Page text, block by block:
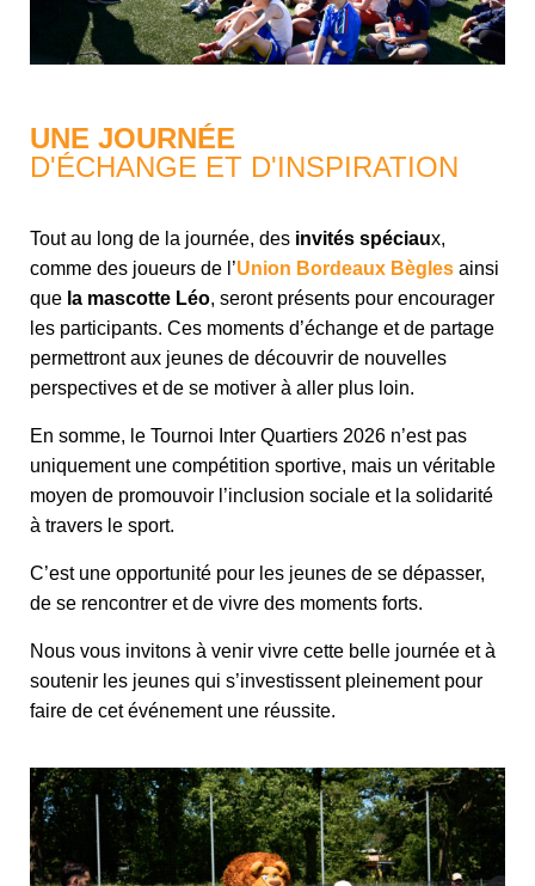
UNE JOURNÉE
D'ÉCHANGE ET D'INSPIRATION
Tout au long de la journée, des invités spéciaux,
comme des joueurs de l’Union Bordeaux Bègles ainsi
que la mascotte Léo, seront présents pour encourager
les participants. Ces moments d’échange et de partage
permettront aux jeunes de découvrir de nouvelles
perspectives et de se motiver à aller plus loin.
En somme, le Tournoi Inter Quartiers 2026 n’est pas
uniquement une compétition sportive, mais un véritable
moyen de promouvoir l’inclusion sociale et la solidarité
à travers le sport.
C’est une opportunité pour les jeunes de se dépasser,
de se rencontrer et de vivre des moments forts.
Nous vous invitons à venir vivre cette belle journée et à
soutenir les jeunes qui s’investissent pleinement pour
faire de cet événement une réussite.